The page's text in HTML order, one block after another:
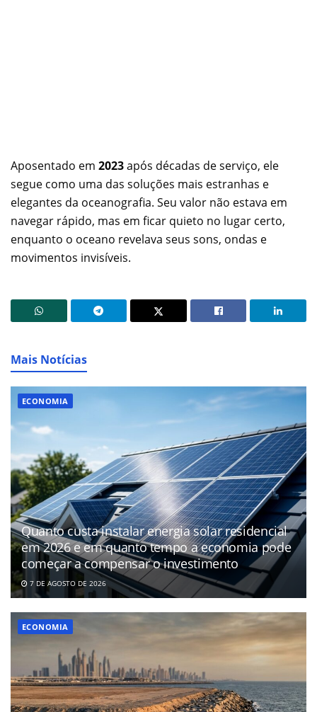
Aposentado em 2023após décadas de serviço, ele
segue como uma das soluções mais estranhas e
elegantes da oceanografia. Seu valor não estava em
navegar rápido, mas em ficar quieto no lugar certo,
enquanto o oceano revelava seus sons, ondas e
movimentos invisíveis.
Mais Notícias
ECONOMIA
Quanto custa instalar energia solar residencial
em 2026 e em quanto tempo a economia pode
começar a compensar o investimento
7 DE AGOSTO DE 2026
ECONOMIA